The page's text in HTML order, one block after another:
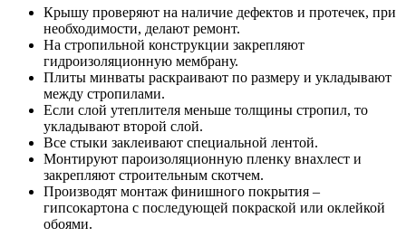
Крышу проверяют на наличие дефектов и протечек, при
необходимости, делают ремонт.
На стропильной конструкции закрепляют
гидроизоляционную мембрану.
Плиты минваты раскраивают по размеру и укладывают
между стропилами.
Если слой утеплителя меньше толщины стропил, то
укладывают второй слой.
Все стыки заклеивают специальной лентой.
Монтируют пароизоляционную пленку внахлест и
закрепляют строительным скотчем.
Производят монтаж финишного покрытия –
гипсокартона с последующей покраской или оклейкой
обоями.